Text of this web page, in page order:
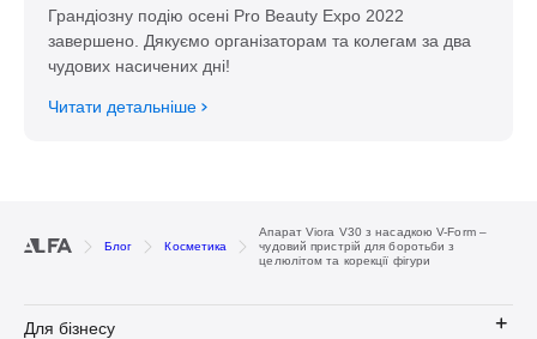
Грандіозну подію осені Pro Beauty Expo 2022
завершено. Дякуємо організаторам та колегам за два
чудових насичених дні!
Читати детальніше
Блог Косметика
Апарат Viora V30 з насадкою V-Form –
чудовий пристрій для боротьби з
целюлітом та корекції фігури
Для бізнесу